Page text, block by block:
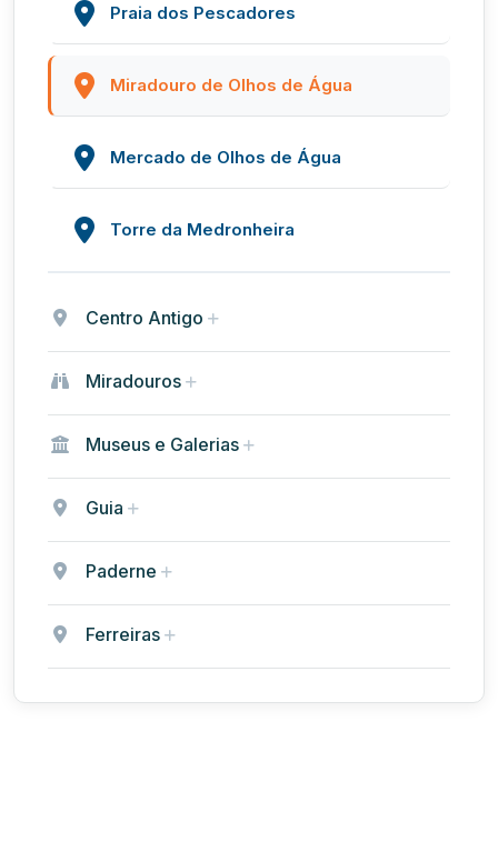
Praia dos Pescadores
Miradouro de Olhos de Água
Mercado de Olhos de Água
Torre da Medronheira
Centro Antigo
Miradouros
Museus e Galerias
Guia
Paderne
Ferreiras